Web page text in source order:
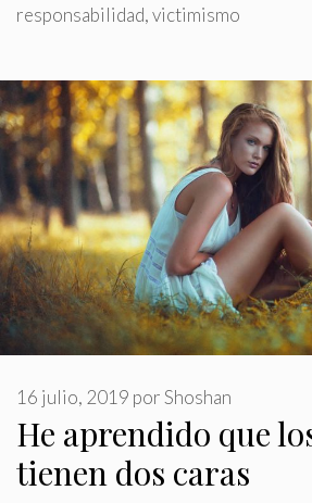
responsabilidad,victimismo
He aprendido que
tienen dos caras
16 julio, 2019 porShoshan